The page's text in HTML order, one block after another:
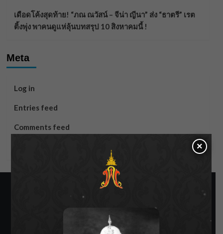
เดือดโค้งสุดท้าย! “ภณ ณวัสน์ – จีน่า ญีนา” ส่ง “ธาตรี” เรต
ติ้งพุ่ง พาคนดูแห่ลุ้นบทสรุป 10 สิงหาคมนี้ !
Meta
Log in
Entries feed
Comments feed
×